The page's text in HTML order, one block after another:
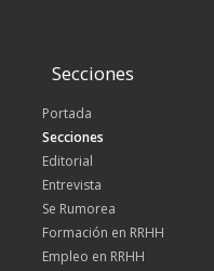
Secciones
Portada
Secciones
Editorial
Entrevista
Se Rumorea
Formación en RRHH
Empleo en RRHH